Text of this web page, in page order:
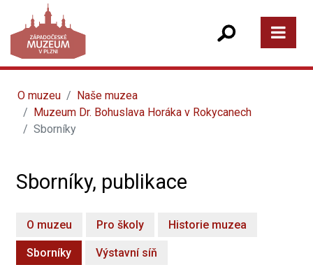
O muzeu
Naše muzea
Muzeum Dr. Bohuslava Horáka v Rokycanech
Sborníky
Sborníky, publikace
O muzeu Pro školy Historie muzea
Sborníky Výstavní síň